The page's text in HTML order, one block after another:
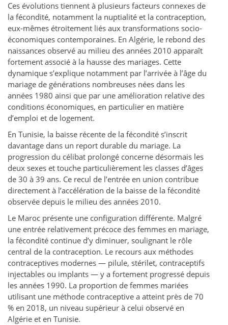
Ces évolutions tiennent à plusieurs facteurs connexes de
la fécondité, notamment la nuptialité et la contraception,
eux-mêmes étroitement liés aux transformations socio-
économiques contemporaines. En Algérie, le rebond des
naissances observé au milieu des années 2010 apparaît
fortement associé à la hausse des mariages. Cette
dynamique s’explique notamment par l’arrivée à l’âge du
mariage de générations nombreuses nées dans les
années 1980 ainsi que par une amélioration relative des
conditions économiques, en particulier en matière
d’emploi et de logement.
En Tunisie, la baisse récente de la fécondité s’inscrit
davantage dans un report durable du mariage. La
progression du célibat prolongé concerne désormais les
deux sexes et touche particulièrement les classes d’âges
de 30 à 39 ans. Ce recul de l’entrée en union contribue
directement à l’accélération de la baisse de la fécondité
observée depuis le milieu des années 2010.
Le Maroc présente une configuration différente. Malgré
une entrée relativement précoce des femmes en mariage,
la fécondité continue d’y diminuer, soulignant le rôle
central de la contraception. Le recours aux méthodes
contraceptives modernes — pilule, stérilet, contraceptifs
injectables ou implants — y a fortement progressé depuis
les années 1990. La proportion de femmes mariées
utilisant une méthode contraceptive a atteint près de 70
% en 2018, un niveau supérieur à celui observé en
Algérie et en Tunisie.